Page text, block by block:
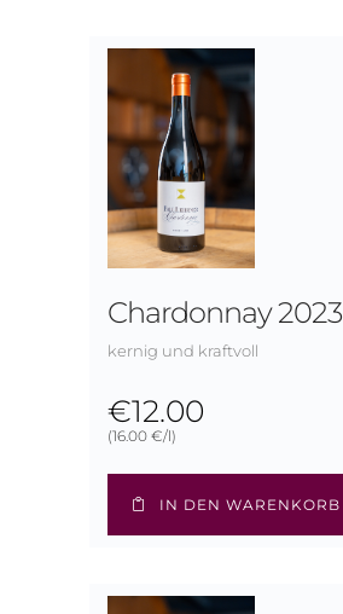
Chardonnay 2023
kernig und kraftvoll
€12.00
(16.00 €/l)
IN DEN WARENKORB